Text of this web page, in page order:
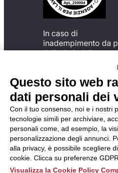
In caso di
inadempimento da
della ApL delle
del Codice di
possibile
reclamo
all’Organismo di
Monitoraggio
una delle modalità
descritte al seguente
indirizzo web
https://odm-
agenzielavoro.it/
Questo sito web
dati personali dei
Con il tuo consenso, noi e i nostri
tecnologie simili per archiviare,
personali come, ad esempio, la
personalizzazione degli annunci.
alla privacy, è possibile scegliere
cookie. Clicca su preferenze
Visualizza la Cookie Policy